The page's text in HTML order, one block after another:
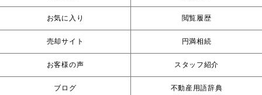
お気に入り 閲覧履歴
売却サイト 円満相続
お客様の声 スタッフ紹介
ブログ 不動産用語辞典